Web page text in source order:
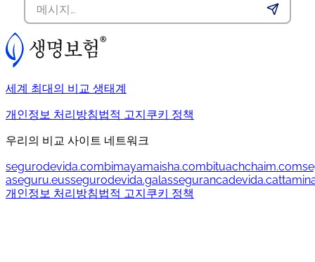
세계 최대의 비교 생태계
개인정보 처리방침법적 고지 쿠키 정책
우리의 비교 사이트 네트워크
segurodevida.combimayamaisha.combituachchaim.com
aseguru.eussegurodevida.galassegurancadevida.cat
개인정보 처리방침법적 고지 쿠키 정책